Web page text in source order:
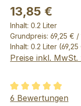
13,85 €
Inhalt: 0.2 Liter
Grundpreis: 69,25 € /
Inhalt: 0.2 Liter (69,25
Preise inkl.
Durchschnittliche
6 Bewertungen